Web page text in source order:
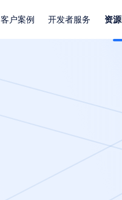
客户案例 开发者服务 资